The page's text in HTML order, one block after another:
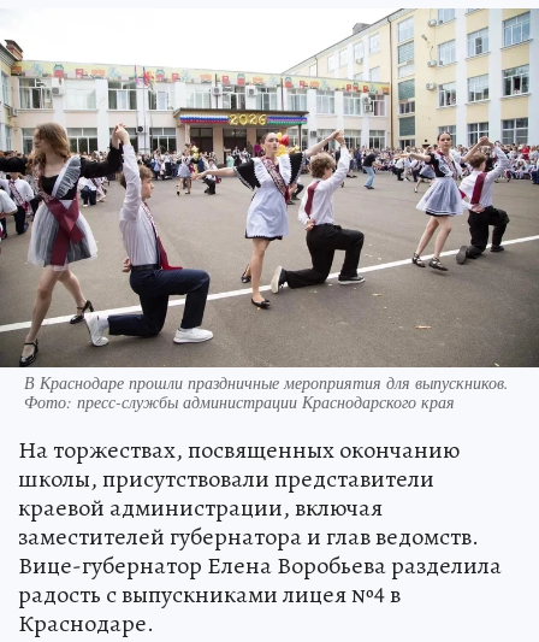
В Краснодаре прошли праздничные мероприятия для выпускников.
Фото: пресс-службы администрации Краснодарского края
На торжествах, посвященных окончанию
школы, присутствовали представители
краевой администрации, включая
заместителей губернатора и глав ведомств.
Вице-губернатор Елена Воробьева разделила
радость с выпускниками лицея №4 в
Краснодаре.